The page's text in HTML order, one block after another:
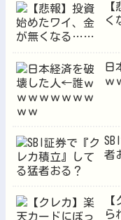
く
日
ｗ
者
ら